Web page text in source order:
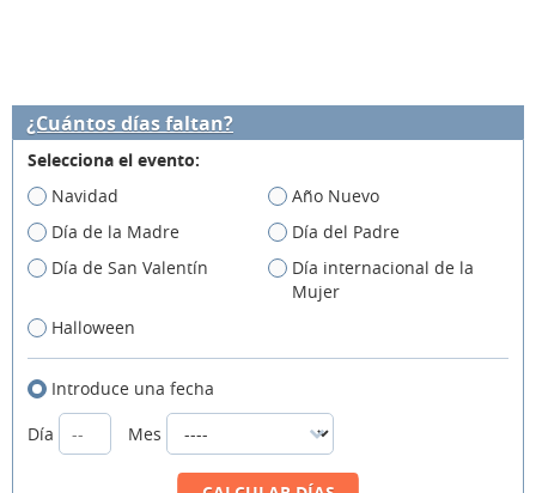
¿Cuántos días faltan?
Selecciona el evento:
Navidad
Año Nuevo
Día de la Madre
Día del Padre
Día de San Valentín
Día internacional de la
Mujer
Halloween
Introduce una fecha
Día
Mes